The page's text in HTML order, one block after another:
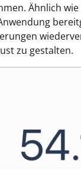
Ähnlich
zu gestalten.